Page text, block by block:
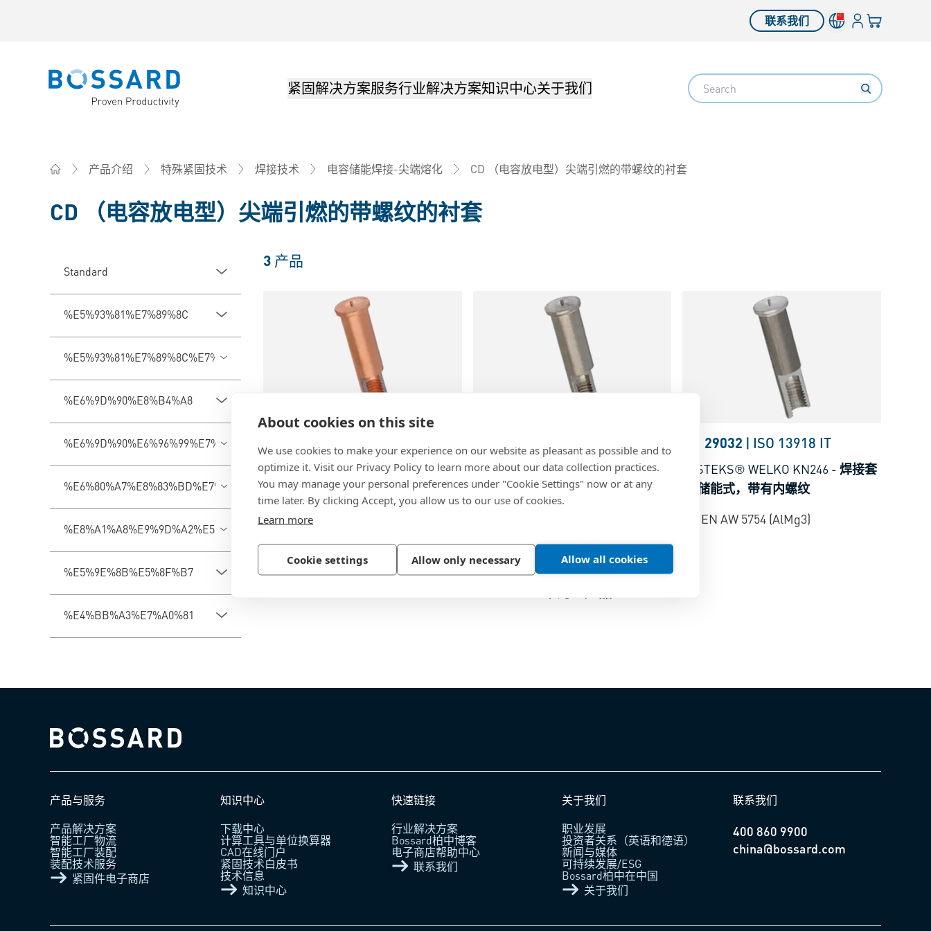
About cookies on this site
We use cookies to make your experience on our website as pleasant as possible and to
optimize it. Visit our Privacy Policy to learn more about our data collection practices.
You may manage your personal preferences under "Cookie Settings" now or at any
time later. By clicking Accept, you allow us to our use of cookies.
Learn more
Cookie settings Allow only necessary Allow all cookies
联系我们 登入您的购物车
Bossard homepage 紧固解决方案服务行业解决方案知识中心关于我们 Search
产品介绍 特殊紧固技术 焊接技术 电容储能焊接-尖端熔化 CD （电容放电型）尖端引燃的带螺纹的衬套
CD （电容放电型）尖端引燃的带螺纹的衬套
Standard
%E5%93%81%E7%89%8C
%E5%93%81%E7%89%8C%E7%B3%BB%E5%88%97
%E6%9D%90%E8%B4%A8
%E6%9D%90%E6%96%99%E7%B1%BB%E5%9E%8B
%E6%80%A7%E8%83%BD%E7%AD%89%E7%BA%A7
%E8%A1%A8%E9%9D%A2%E5%A4%84%E7%90%86
%E5%9E%8B%E5%8F%B7
%E4%BB%A3%E7%A0%81
3 产品
BN 29031 ISO 13918 IT
FASTEKS® WELKO KN216-焊接套
筒 储能式，带有内螺纹
钢, 37-3, 镀铜
BN 29030 ISO 13918 IT
FASTEKS® WELKO KN226-焊接套
筒 储能式，带有内螺纹
BN 29032 | ISO 13918 IT
FASTEKS® WELKO KN246 -焊接套
筒 储能式，带有内螺纹
铝, EN AW 5754 (AlMg3)
Bossard homepage
产品与服务
产品解决方案
智能工厂物流
智能工厂装配
装配技术服务
紧固件电子商店
知识中心
下载中心
计算工具与单位换算器
CAD在线门户
紧固技术白皮书
技术信息
知识中心
快速链接
行业解决方案
Bossard柏中博客
电子商店帮助中心
联系我们
关于我们
职业发展
投资者关系（英语和德语）
新闻与媒体
可持续发展/ESG
Bossard柏中在中国
关于我们
联系我们
400 860 9900
china@bossard.com